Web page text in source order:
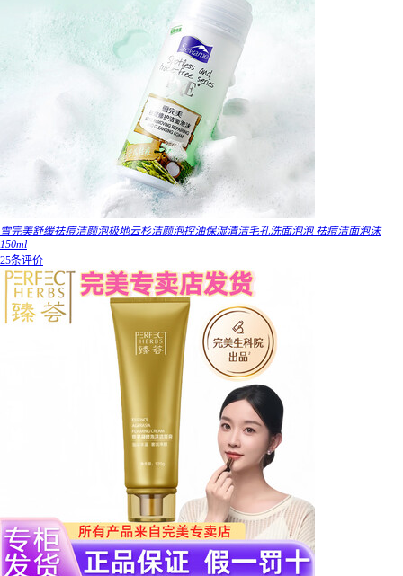
雪完美舒缓祛痘洁颜泡极地云杉洁颜泡控油保湿清洁毛孔洗面泡泡 祛痘洁面泡沫
150ml
25条评价